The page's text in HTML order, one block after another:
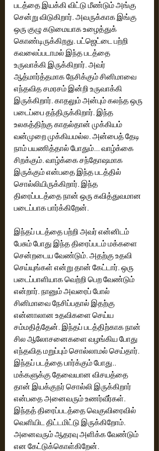
படத்தை இயக்கி விட்டு மீண்டும் அங்கு
சென்று விடுகிறார். அவருக்காக இங்கு
ஒரு குழு கடுமையாக உழைத்துக்
கொண்டிருக்கிறது. பட்ஜெட்டை பற்றி
கவலைப்படாமல் இந்த படத்தை
உருவாக்கி இருக்கிறார். அவர்
ஆத்மார்த்தமாக நேசிக்கும் சினிமாவை
எந்தவித சமரசம் இன்றி உருவாக்கி
இருக்கிறார். காதலும் அன்பும் கலந்த ஒரு
படைப்பை தந்திருக்கிறார். இந்த
உலகத்திற்கு காதல்தான் முக்கியம்
வன்முறை முக்கியமல்ல. அன்பைத் தேடி
நாம் பயணித்தால் போதும்... வாழ்க்கை
சிறக்கும். வாழ்க்கை சந்தோஷமாக
இருக்கும் என்பதை இந்த படத்தில்
சொல்லியிருக்கிறார். இந்த
திரைப்படத்தை நான் ஒரு கவித்துவமான
படைப்பாக பார்க்கிறேன்.
இந்தப் படத்தை பற்றி அவர் என்னிடம்
பேசும் போது இந்த திரைப்படம் மக்களை
சென்றடைய வேண்டும். அதற்கு உதவி
செய்யுங்கள் என்று தான் கேட்டார். ஒரு
படைப்பாளியாக வெற்றி பெற வேண்டும்
என்றார். நானும் அவரைப் போல்
சினிமாவை நேசிப்பதால் இதற்கு
என்னாலான உதவிகளை செய்ய
சம்மதித்தேன். இந்தப் படத்திற்காக நான்
சில ஆலோசனைகளை வழங்கிய போது
எந்தவித மறுப்பும் சொல்லாமல் செய்தார்.
இந்தப் படத்தை பார்க்கும் போது..
மக்களுக்கு தேவையான விசயத்தை
தான் இயக்குநர் சொல்லி இருக்கிறார்
என்பதை அனைவரும் உணர்வீர்கள்.
இந்தத் திரைப்படத்தை வெகுவிரைவில்
வெளியிட திட்டமிட்டு இருக்கிறோம்.
அனைவரும் ஆதரவு அளிக்க வேண்டும்
என கேட்டுக்கொள்கிறேன்.